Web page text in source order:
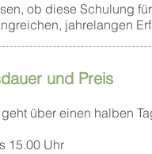
ob diese Schulung
jahrelangen
und Preis
über einen halben
15.00 Uhr